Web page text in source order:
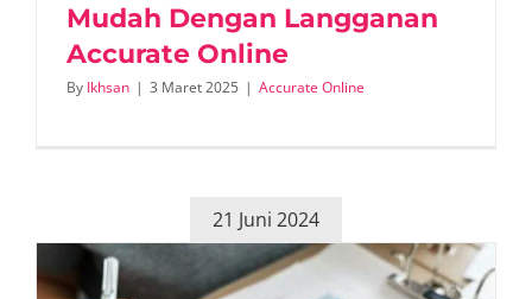
Mudah Dengan Langganan
Accurate Online
By Ikhsan | 3 Maret 2025 | Accurate Online
21 Juni 2024